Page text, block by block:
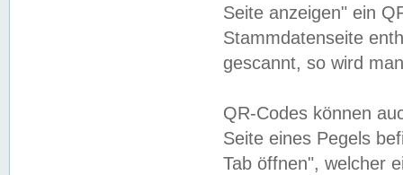
Seite anzeigen" ein
Stammdatenseite
gescannt, so wird
QR-Codes können
Seite eines Pegels
Tab öffnen", welcher